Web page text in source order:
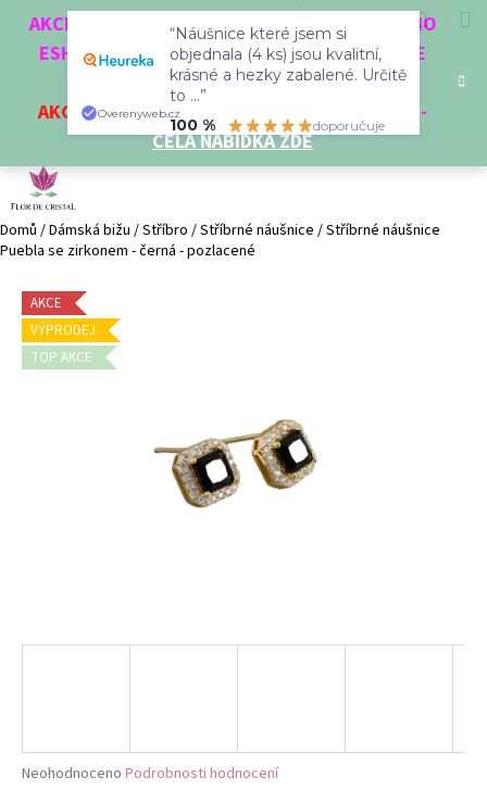
AKCE 3 + 1 ZDARMA. NAKUPTE 4 VĚCI Z NAŠEHO
ESHOPU A ČTVRTÝ NEJLEVNĚJŠÍ DOSTANETE
ZDARMA!
AKCENA VYBRANÉ VÝROBKY - SLEVA AŽ 35% -
CELÁ NABÍDKA ZDE
CZK HledatPřihlášení
Domů /Dámská bižu /Stříbro /Stříbrné náušnice /Stříbrné náušnice
Puebla se zirkonem - černá - pozlacené
Průměrné
Neohodnoceno Podrobnosti hodnocení
AKCE
VÝPRODEJ
TOP AKCE
Zpět
Zpět
p
o
t
ř
e
b
u
j
“Náušnice které jsem si
objednala (4 ks) jsou kvalitní,
krásné a hezky zabalené. Určitě
to ...”
100 %
doporučuje
Overenyweb.cz